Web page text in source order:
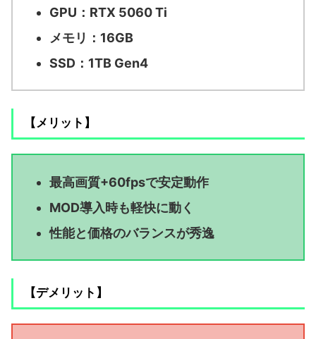
GPU：RTX 5060 Ti
メモリ：16GB
SSD：1TB Gen4
【メリット】
最高画質+60fpsで安定動作
MOD導入時も軽快に動く
性能と価格のバランスが秀逸
【デメリット】